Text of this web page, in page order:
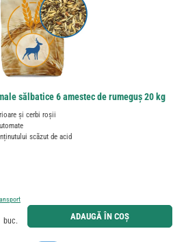
sălbatice 6 amestec de rumeguș 20 kg
și cerbi roșii
scăzut de acid
dorită sau utilizați butoanele pentru a mări sau micșora
buc. ADAUGĂ ÎN COȘ